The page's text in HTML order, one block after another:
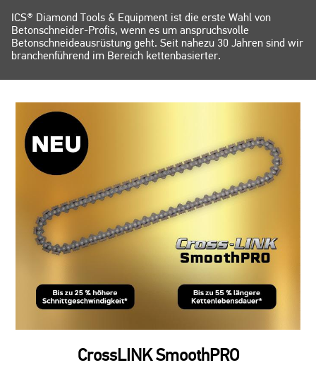
ICS® Diamond Tools & Equipment ist die erste Wahl von
Betonschneider-Profis, wenn es um anspruchsvolle
Betonschneideausrüstung geht. Seit nahezu 30 Jahren sind wir
branchenführend im Bereich kettenbasierter.
CrossLINK SmoothPRO